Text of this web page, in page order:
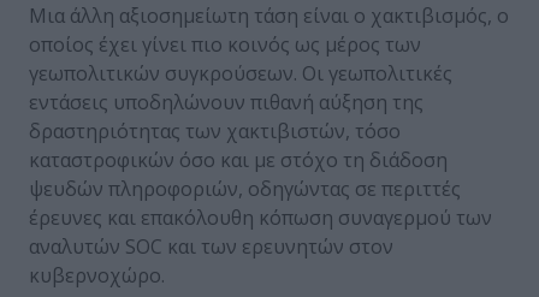
Μια άλλη αξιοσημείωτη τάση είναι ο χακτιβισμός, ο
οποίος έχει γίνει πιο κοινός ως μέρος των
γεωπολιτικών συγκρούσεων. Οι γεωπολιτικές
εντάσεις υποδηλώνουν πιθανή αύξηση της
δραστηριότητας των χακτιβιστών, τόσο
καταστροφικών όσο και με στόχο τη διάδοση
ψευδών πληροφοριών, οδηγώντας σε περιττές
έρευνες και επακόλουθη κόπωση συναγερμού των
αναλυτών SOC και των ερευνητών στον
κυβερνοχώρο.